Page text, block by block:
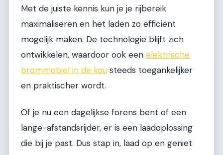
Met de juiste kennis kun je je rijbereik
maximaliseren en het laden zo efficiënt
mogelijk maken. De technologie blijft zich
ontwikkelen, waardoor ook een elektrische
brommobiel in de kou steeds toegankelijker
en praktischer wordt.
Of je nu een dagelijkse forens bent of een
lange-afstandsrijder, er is een laadoplossing
die bij je past. Dus stap in, laad op en geniet